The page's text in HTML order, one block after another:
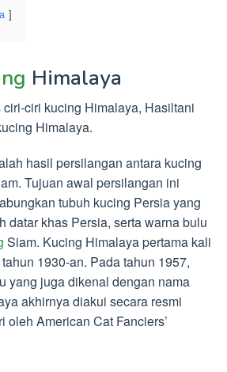
Himalaya
ciri kucing Himalaya, Hasiltani
Himalaya.
hasil persilangan antara kucing
Tujuan awal persilangan ini
tubuh kucing Persia yang
datar khas Persia, serta warna bulu
Siam. Kucing Himalaya pertama kali
1930-an. Pada tahun 1957,
yang juga dikenal dengan nama
akhirnya diakui secara resmi
oleh American Cat Fanciers’